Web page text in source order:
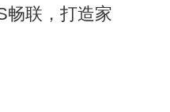
畅联，打造家